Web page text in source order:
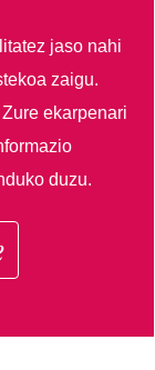
jaso nahi
zaigu.
Zure ekarpenari
duzu.